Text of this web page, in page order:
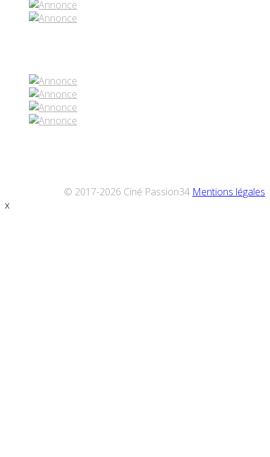
© 2017-2026 Ciné Passion34 Mentions légales
x